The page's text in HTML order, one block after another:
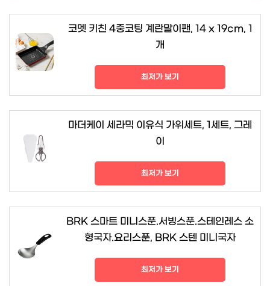
코멧 키친 4중코팅 계란말이팬, 14 x 19cm, 1
개
최저가 보기
마더케이 세라믹 이유식 가위세트, 1세트, 그레
이
최저가 보기
BRK 스마트 미니스푼.서빙스푼.스테인레스 소
형국자.요리스푼, BRK 스텐 미니국자
최저가 보기